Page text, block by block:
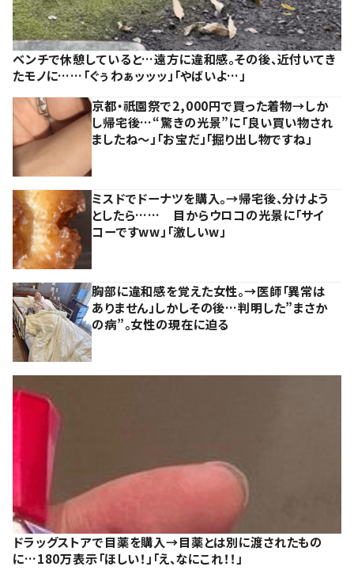
ベンチで休憩していると…遠方に違和感。その後、近付いてき
たモノに……「ぐぅわぁッッッ」「やばいよ…」
京都・祇園祭で2,000円で買った着物→しか
し帰宅後…“驚きの光景”に「良い買い物され
ましたね～」「お宝だ」「掘り出し物ですね」
ミスドでドーナツを購入。→帰宅後、分けよう
としたら…… 目からウロコの光景に「サイ
コーですww」「激しいw」
胸部に違和感を覚えた女性。→医師「異常は
ありません」しかしその後…判明した”まさか
の病”。女性の現在に迫る
ドラッグストアで目薬を購入→目薬とは別に渡されたもの
に…180万表示「ほしい！」「え、なにこれ！！」